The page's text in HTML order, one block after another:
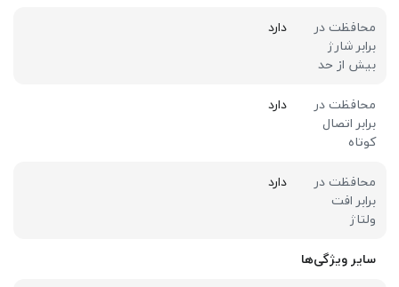
محافظت در
برابر شارژ
بیش از حد
دارد
محافظت در
برابر اتصال
کوتاه
دارد
محافظت در
برابر افت
ولتاژ
دارد
سایر ویژگی‌ها